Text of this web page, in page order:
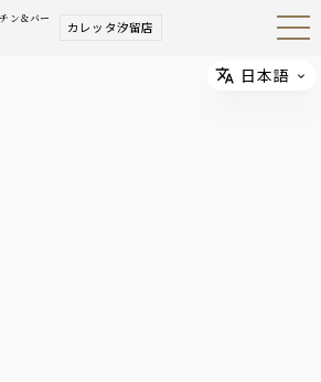
ン＆バー
カレッタ汐留店 Open
Navig
Select
日本語